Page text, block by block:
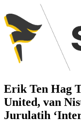
Erik Ten Hag
United, van
Jurulatih